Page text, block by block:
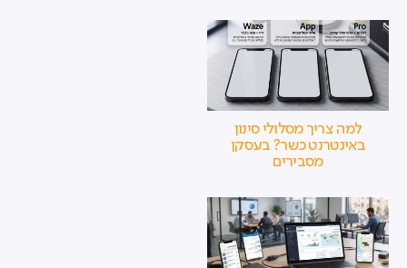
למה צריך מסלולי סינון
באינטרנט כשר? בעסקן
מסבירים